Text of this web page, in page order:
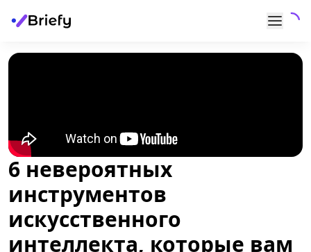
6 невероятных
инструментов
искусственного
интеллекта, которые вам